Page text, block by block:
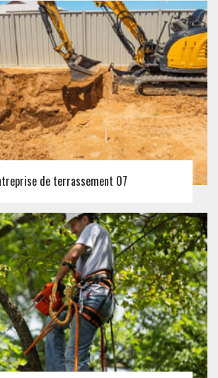
de terrassement 07